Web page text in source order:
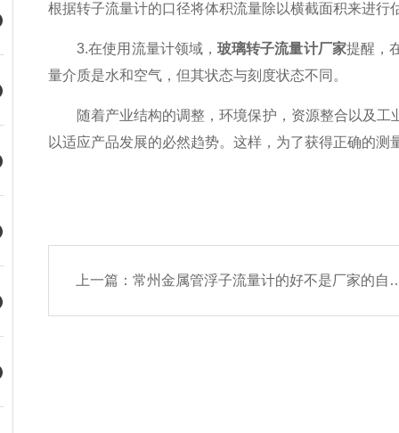
根据转子流量计的口径将体积流量除以横截面积来进行
3.在使用流量计领域，玻璃转子流量计厂家提醒，
量介质是水和空气，但其状态与刻度状态不同。
随着产业结构的调整，环境保护，资源整合以及工
以适应产品发展的必然趋势。这样，为了获得正确的测
上一篇： 常州金属管浮子流量计的好不是厂家的自卖自夸